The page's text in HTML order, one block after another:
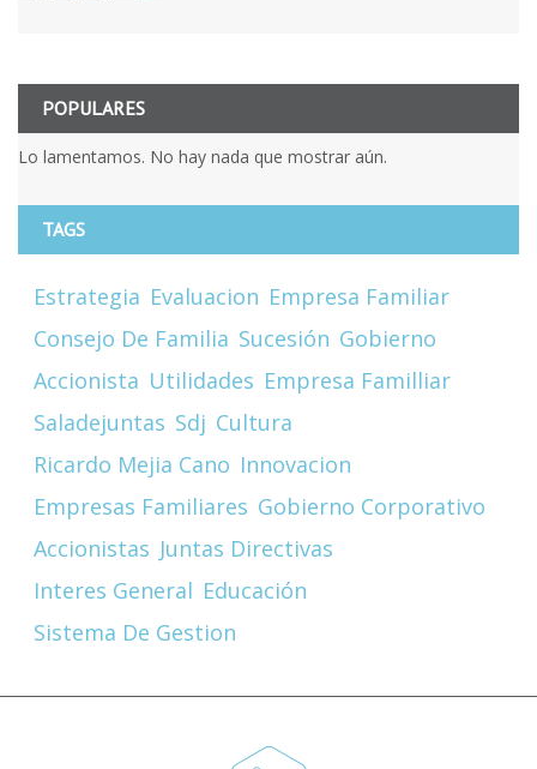
POPULARES
Lo lamentamos. No hay nada que mostrar aún.
TAGS
Estrategia Evaluacion Empresa Familiar
Consejo De Familia Sucesión Gobierno
Accionista Utilidades Empresa Familliar
Saladejuntas Sdj Cultura
Ricardo Mejia Cano Innovacion
Empresas Familiares Gobierno Corporativo
Accionistas Juntas Directivas
Interes General Educación
Sistema De Gestion